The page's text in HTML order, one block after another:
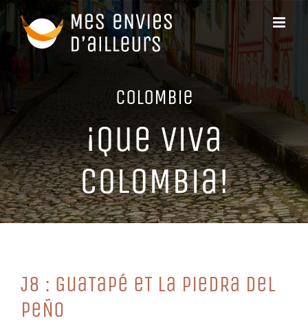
Passer
contenu
CoLoMBie
¡Que ViVa
CoLoMBia!
J8 : GuaTaPé eT La PieDRa DeL
PeÑo